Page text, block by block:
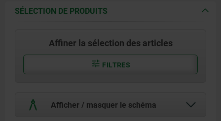
SÉLECTION DE PRODUITS
Affiner la sélection des articles
FILTRES
Afficher / masquer le schéma